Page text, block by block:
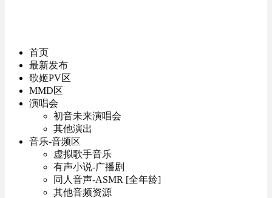
首页
最新发布
歌姬PV区
MMD区
演唱会
初音未来演唱会
其他演出
音乐-音频区
虚拟歌手音乐
有声小说-广播剧
同人音声-ASMR [全年龄]
其他音频资源